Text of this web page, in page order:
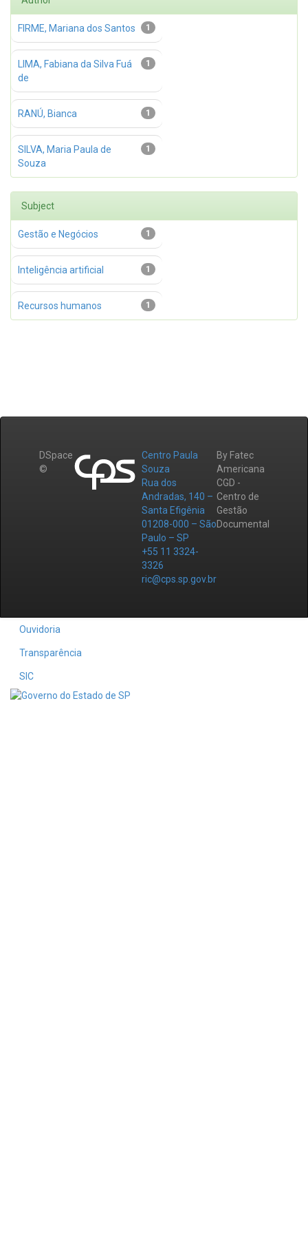
1
FIRME, Mariana dos Santos
1
LIMA, Fabiana da Silva Fuá
de
1
RANÚ, Bianca
1
SILVA, Maria Paula de
Souza
Subject
1
Gestão e Negócios
1
Inteligência artificial
1
Recursos humanos
DSpace
©
Centro Paula
Souza
Rua dos
Andradas, 140 –
Santa Efigênia
01208-000 – São
Paulo – SP
+55 11 3324-
3326
ric@cps.sp.gov.br
By Fatec
Americana
CGD -
Centro de
Gestão
Documental
Ouvidoria
Transparência
SIC